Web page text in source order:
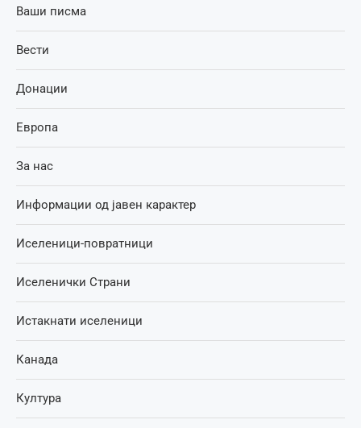
Ваши писма
Вести
Донации
Европа
За нас
Информации од јавен карактер
Иселеници-повратници
Иселенички Страни
Истакнати иселеници
Канада
Култура